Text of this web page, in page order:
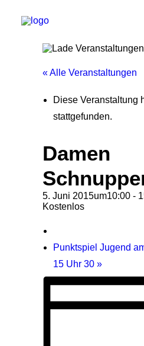
Der Verein
Tennisanlage & Clubheim
Ordnung
« Alle Veranstaltungen
Diese Veranstaltung
stattgefunden.
Damen
5. Juni 2015um10:00 -
Kostenlos
Punktspiel Jugend
15 Uhr 30 »